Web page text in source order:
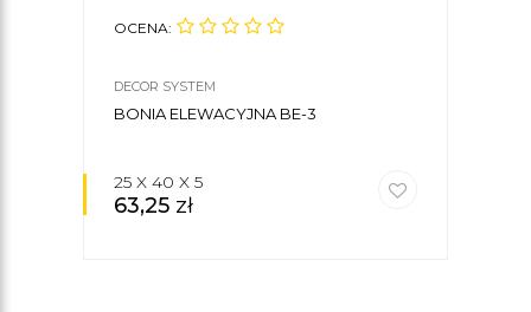
OCENA:
DECOR SYSTEM
BONIA ELEWACYJNA BE-3
25 X 40 X 5
63,25 zł